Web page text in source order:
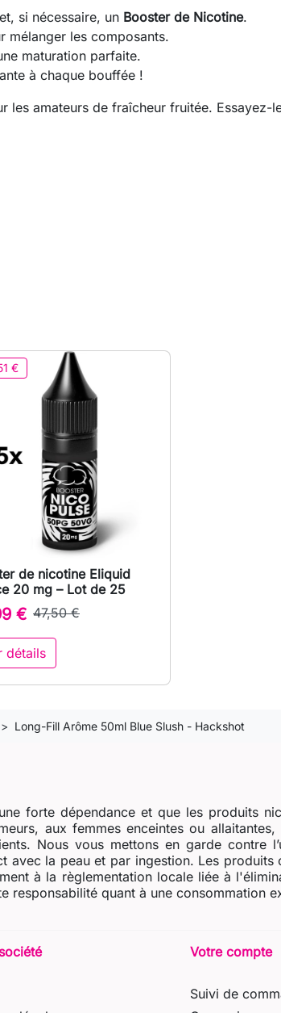
si nécessaire, un Booster de Nicotine.
mélanger les composants.
maturation parfaite.
à chaque bouffée !
les amateurs de fraîcheur fruitée. Essayez-
€
 Aperçu rapide
de nicotine Eliquid
20 mg – Lot de 25
€ 47,50 €
détails
Long-Fill Arôme 50ml Blue Slush - Hackshot
forte dépendance et que les produits
aux femmes enceintes ou
Nous vous mettons en garde contre
avec la peau et par ingestion. Les
à la règlementation locale liée à
responsabilité quant à une consommation
Votre compte
Suivi de